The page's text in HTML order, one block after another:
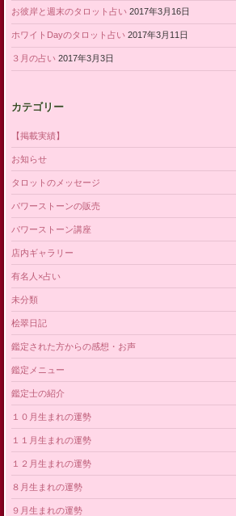
お彼岸と週末のタロット占い 2017年3月16日
ホワイトDayのタロット占い 2017年3月11日
３月の占い 2017年3月3日
カテゴリー
【掲載実績】
お知らせ
タロットのメッセージ
パワーストーンの販売
パワーストーン講座
店内ギャラリー
有名人×占い
未分類
桧翠日記
鑑定された方からの感想・お声
鑑定メニュー
鑑定士の紹介
１０月生まれの運勢
１１月生まれの運勢
１２月生まれの運勢
８月生まれの運勢
９月生まれの運勢